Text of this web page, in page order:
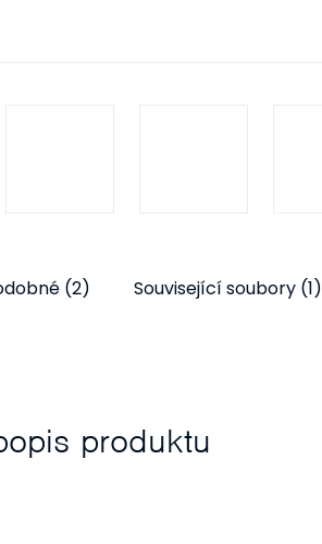
(2) Související soubory (1)
produktu